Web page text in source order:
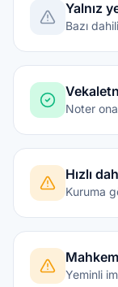
Yalnız
Bazı
Noter
Hızlı
Kuruma
Yeminli